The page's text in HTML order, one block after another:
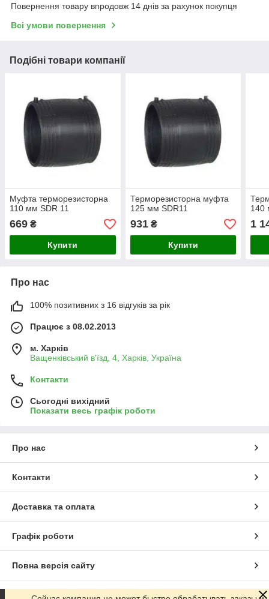
Повернення товару впродовж 14 днів за рахунок покупця
Всі умови повернення
Подібні товари компанії
Муфта терморезисторна
110 мм SDR 11
669 ₴
Купити
Терморезисторна муфта
125 мм SDR11
931₴
Купити
140
1
Про нас
100% позитивних з 16 відгуків за рік
Працює з 08.02.2013
м. Харків
Ващенківський в'їзд, 4, Харків, Україна
Контакти
Сьогодні вихідний
Показати весь графік роботи
Про нас
Контакти
Доставка та оплата
Графік роботи
Повна версія сайту
Сайт створено на маркетплейсі Prom.ua